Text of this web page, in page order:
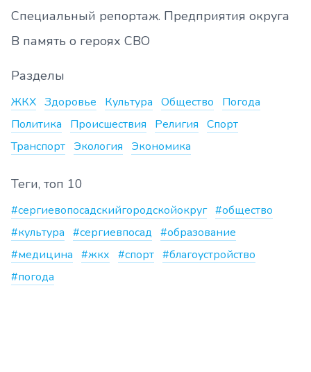
Специальный репортаж. Предприятия округа
В память о героях СВО
Разделы
ЖКХ Здоровье Культура Общество
Погода
Политика
Происшествия Религия Спорт
Транспорт Экология Экономика
Теги, топ 10
#сергиевопосадскийгородскойокруг #общество
#культура #сергиевпосад #образование
#медицина #жкх #спорт #благоустройство
#погода